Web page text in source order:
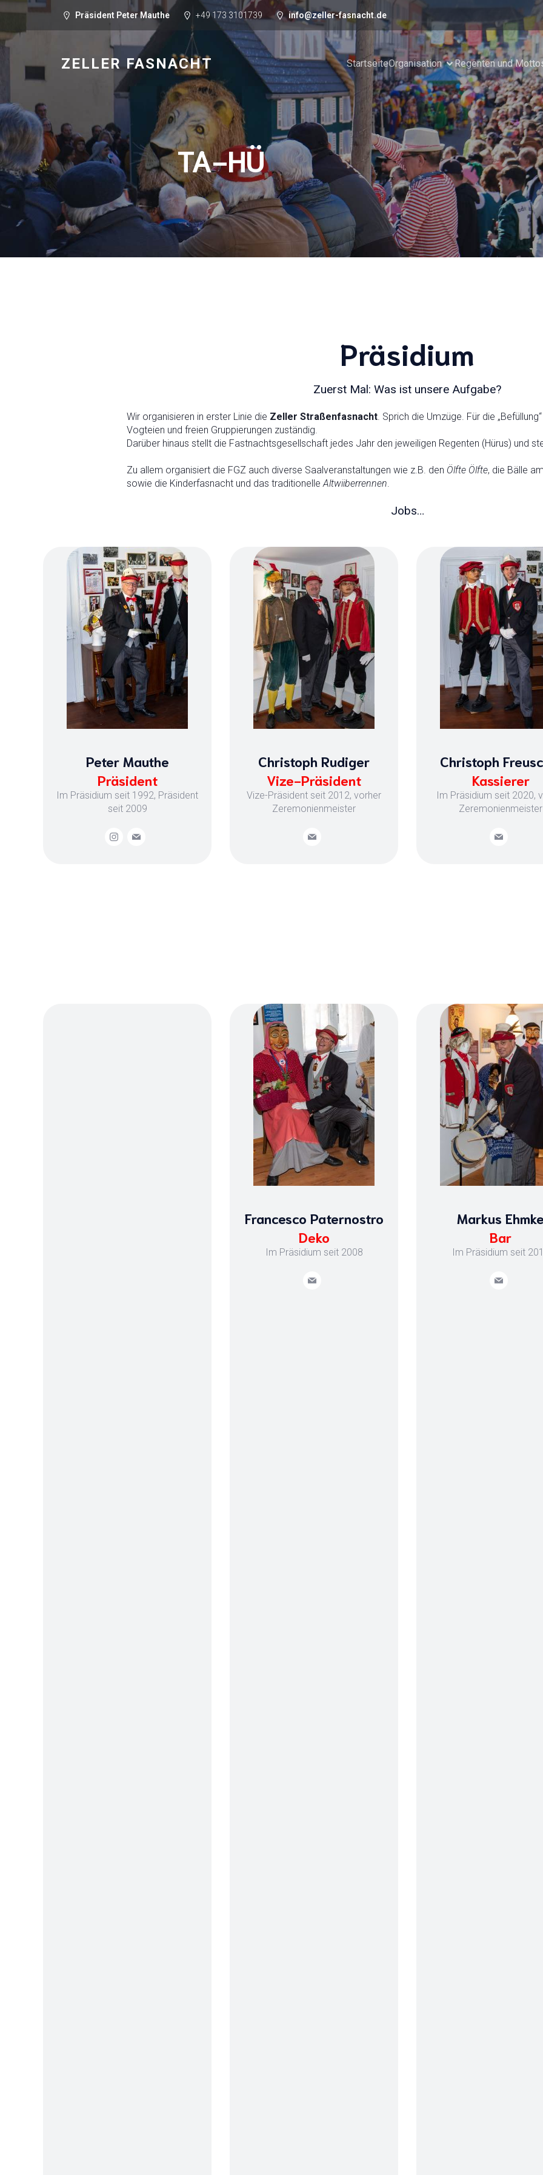
Präsident Peter Mauthe +49 173 3101739 info@zeller-fasnacht.de
ZELLER FASNACHT StartseiteOrganisation Regenten und
TA-HÜ
Präsidium
Zuerst Mal: Was ist unsere Aufgabe?
Wir organisieren in erster Linie die Zeller Straßenfasnacht. Sprich die Umzüge. Für die
Vogteien und freien Gruppierungen zuständig.
Darüber hinaus stellt die Fastnachtsgesellschaft jedes Jahr den jeweiligen Regenten (Hürus) und
Zu allem organisiert die FGZ auch diverse Saalveranstaltungen wie z.B. den Ölfte Ölfte, die Bälle
sowie die Kinderfasnacht und das traditionelleAltwiiberrennen.
Jobs…
Peter Mauthe
Präsident
Im Präsidium seit 1992, Präsident
seit 2009
Christoph Rudiger
Vize-Präsident
Vize-Präsident seit 2012, vorher
Zeremonienmeister
Christoph
Kassierer
Im Präsidium seit 2020,
Zeremonienmeister
Francesco Paternostro
Deko
Im Präsidium seit 2008
Markus
Bar
Im Präsidium seit